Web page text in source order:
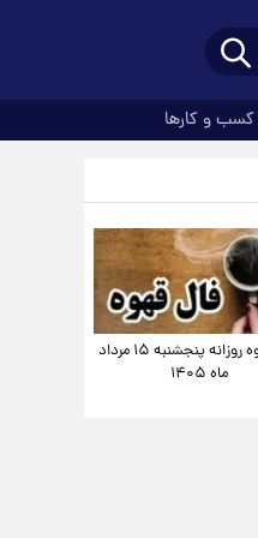
کسب و کارها
فال قهوه روزانه پنجشنبه ۱۵ مرداد
ماه ۱۴۰۵